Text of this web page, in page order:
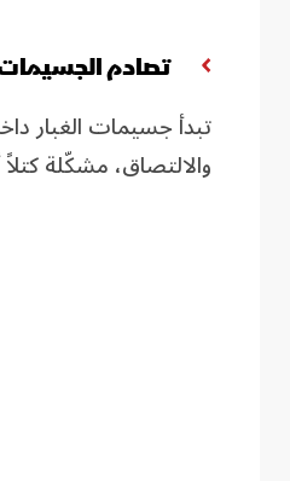
تصادم
تبدأ جسيمات الغبار
والالتصاق، مشكّلة كتلاً